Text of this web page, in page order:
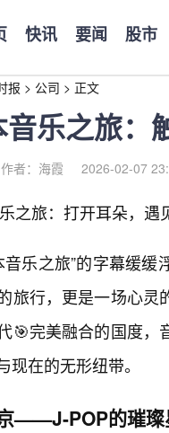
快讯 要闻 股市
报 > 公司 > 正文
乐之旅：
作者：海霞 2026-02-07
之旅：打开耳朵，遇
音乐之旅”的字幕缓
旅行，更是一场心
🎯完美融合的国度
现在的无形纽带。
——J-POP的璀璨